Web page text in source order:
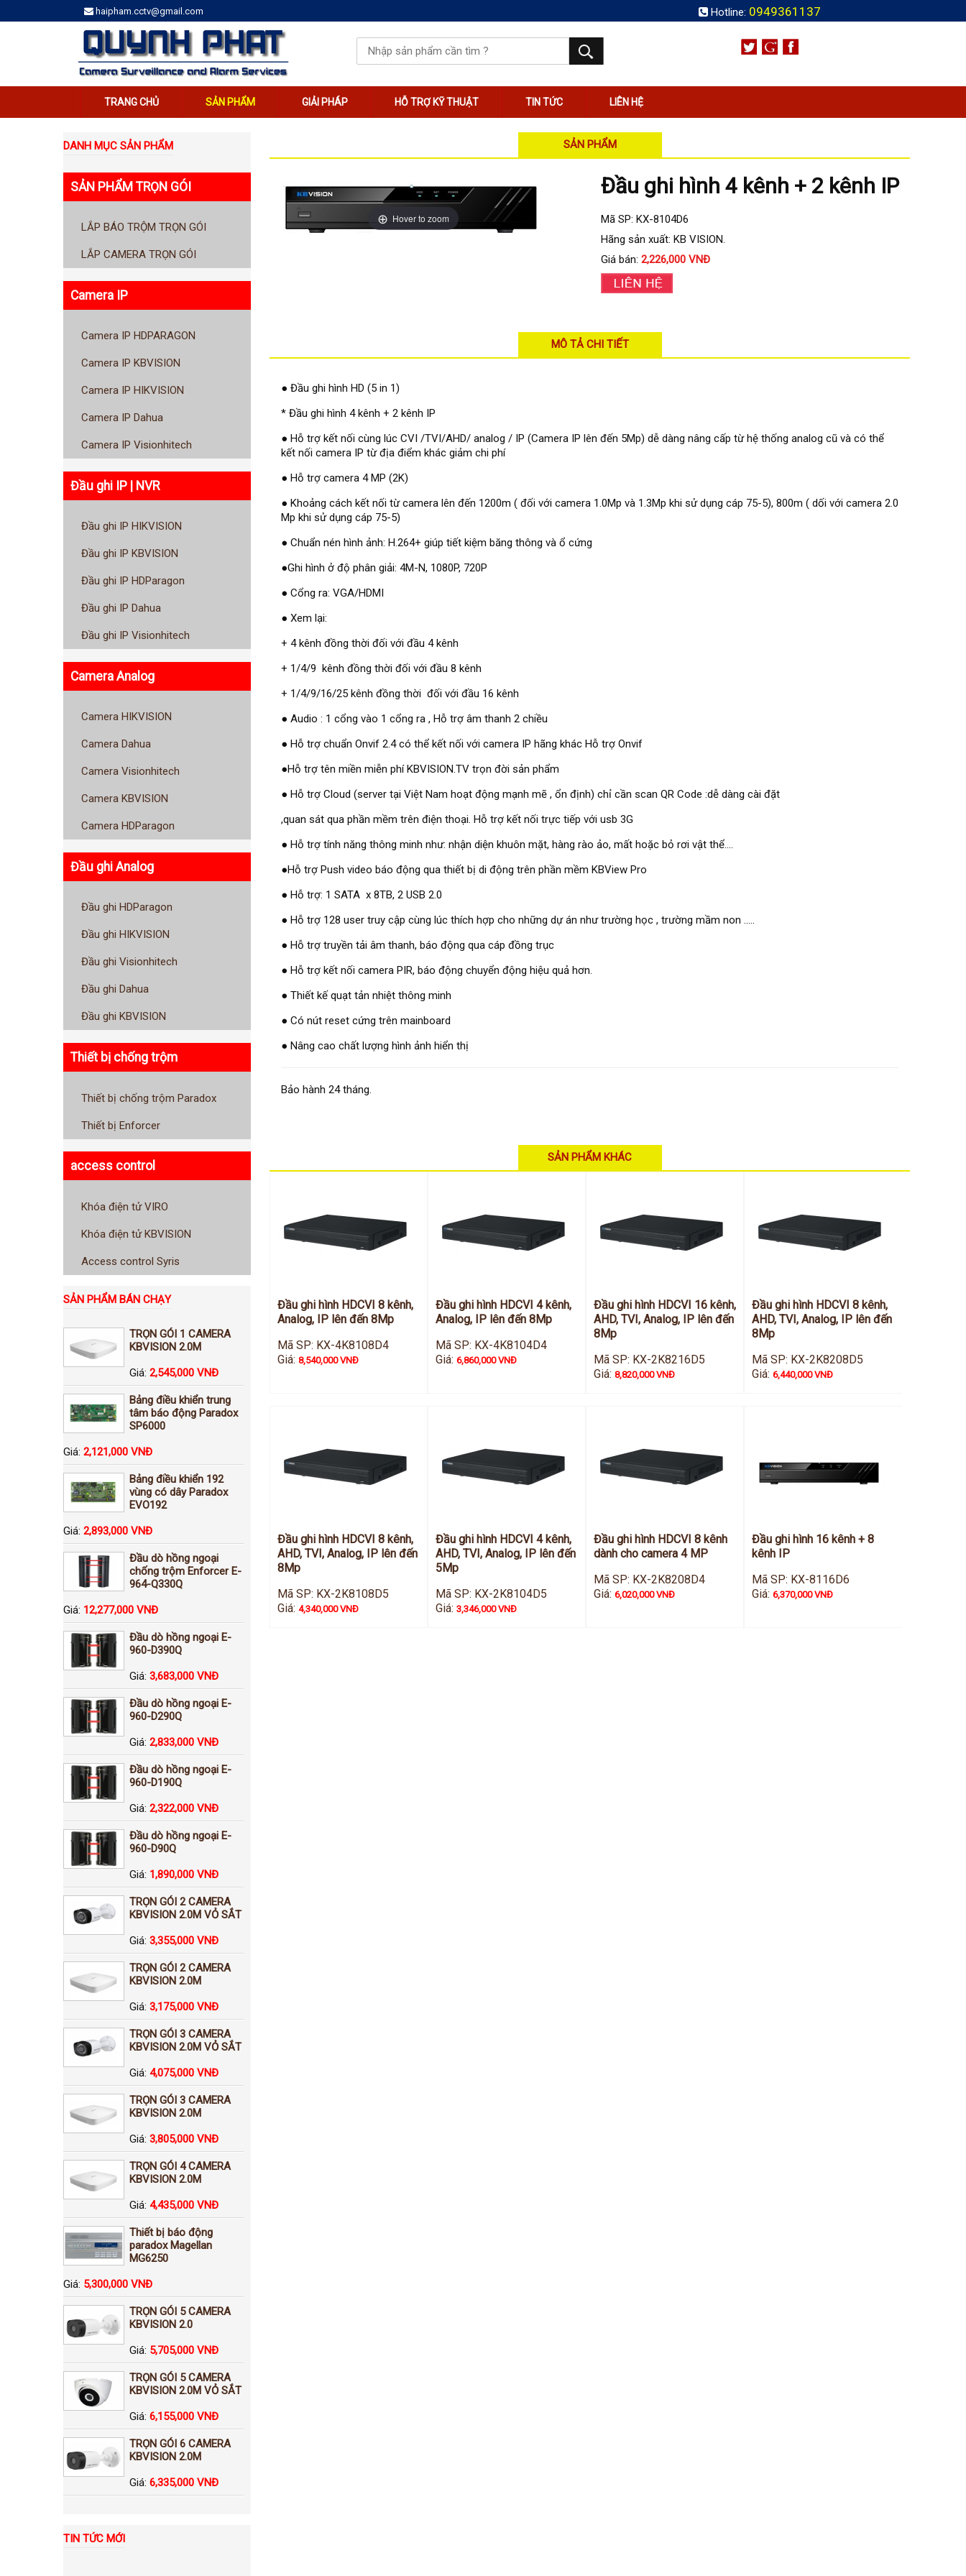
haipham.cctv@gmail.com Hotline: 0949361137
TRANG CHỦ SẢN PHẨM GIẢI PHÁP HỖ TRỢ KỸ THUẬT TIN TỨC LIÊN HỆ
DANH MỤC SẢN PHẨM
SẢN PHẨM TRỌN GÓI
LẮP BÁO TRỘM TRỌN GÓI
LẮP CAMERA TRỌN GÓI
Camera IP
Camera IP HDPARAGON
Camera IP KBVISION
Camera IP HIKVISION
Camera IP Dahua
Camera IP Visionhitech
Đầu ghi IP | NVR
Đầu ghi IP HIKVISION
Đầu ghi IP KBVISION
Đầu ghi IP HDParagon
Đầu ghi IP Dahua
Đầu ghi IP Visionhitech
Camera Analog
Camera HIKVISION
Camera Dahua
Camera Visionhitech
Camera KBVISION
Camera HDParagon
Đầu ghi Analog
Đầu ghi HDParagon
Đầu ghi HIKVISION
Đầu ghi Visionhitech
Đầu ghi Dahua
Đầu ghi KBVISION
Thiết bị chống trộm
Thiết bị chống trộm Paradox
Thiết bị Enforcer
access control
Khóa điện tử VIRO
Khóa điện tử KBVISION
Access control Syris
SẢN PHẨM BÁN CHẠY
TRỌN GÓI 1 CAMERA
KBVISION 2.0M
Giá: 2,545,000 VNĐ
Bảng điều khiển trung
tâm báo động Paradox
SP6000
Giá: 2,121,000 VNĐ
Bảng điều khiển 192
vùng có dây Paradox
EVO192
Giá: 2,893,000 VNĐ
Đầu dò hồng ngoại
chống trộm Enforcer E-
964-Q330Q
Giá: 12,277,000 VNĐ
Đầu dò hồng ngoại E-
960-D390Q
Giá: 3,683,000 VNĐ
Đầu dò hồng ngoại E-
960-D290Q
Giá: 2,833,000 VNĐ
Đầu dò hồng ngoại E-
960-D190Q
Giá: 2,322,000 VNĐ
Đầu dò hồng ngoại E-
960-D90Q
Giá: 1,890,000 VNĐ
TRỌN GÓI 2 CAMERA
KBVISION 2.0M VỎ SẮT
Giá: 3,355,000 VNĐ
TRỌN GÓI 2 CAMERA
KBVISION 2.0M
Giá: 3,175,000 VNĐ
TRỌN GÓI 3 CAMERA
KBVISION 2.0M VỎ SẮT
Giá: 4,075,000 VNĐ
TRỌN GÓI 3 CAMERA
KBVISION 2.0M
Giá: 3,805,000 VNĐ
TRỌN GÓI 4 CAMERA
KBVISION 2.0M
Giá: 4,435,000 VNĐ
Thiết bị báo động
paradox Magellan
MG6250
Giá: 5,300,000 VNĐ
TRỌN GÓI 5 CAMERA
KBVISION 2.0
Giá: 5,705,000 VNĐ
TRỌN GÓI 5 CAMERA
KBVISION 2.0M VỎ SẮT
Giá: 6,155,000 VNĐ
TRỌN GÓI 6 CAMERA
KBVISION 2.0M
Giá: 6,335,000 VNĐ
TIN TỨC MỚI
SẢN PHẨM
Hover to zoom
Đầu ghi hình 4 kênh + 2 kênh IP
Mã SP: KX-8104D6
Hãng sản xuất: KB VISION.
Giá bán: 2,226,000 VNĐ
MÔ TẢ CHI TIẾT
● Đầu ghi hình HD (5 in 1)
* Đầu ghi hình 4 kênh + 2 kênh IP
● Hỗ trợ kết nối cùng lúc CVI /TVI/AHD/ analog / IP (Camera IP lên đến 5Mp) dễ dàng nâng cấp từ hệ thống analog cũ và có thể
kết nối camera IP từ địa điểm khác giảm chi phí
● Hỗ trợ camera 4 MP (2K)
● Khoảng cách kết nối từ camera lên đến 1200m ( đối với camera 1.0Mp và 1.3Mp khi sử dụng cáp 75-5), 800m ( dối với camera 2.0
Mp khi sử dụng cáp 75-5)
● Chuẩn nén hình ảnh: H.264+ giúp tiết kiệm băng thông và ổ cứng
●Ghi hình ở độ phân giải: 4M-N, 1080P, 720P
● Cổng ra: VGA/HDMI
● Xem lại:
+ 4 kênh đồng thời đối với đầu 4 kênh
+ 1/4/9 kênh đồng thời đối với đầu 8 kênh
+ 1/4/9/16/25 kênh đồng thời đối với đầu 16 kênh
● Audio : 1 cổng vào 1 cổng ra , Hỗ trợ âm thanh 2 chiều
● Hỗ trợ chuẩn Onvif 2.4 có thể kết nối với camera IP hãng khác Hỗ trợ Onvif
●Hỗ trợ tên miền miễn phí KBVISION.TV trọn đời sản phẩm
● Hỗ trợ Cloud (server tại Việt Nam hoạt động mạnh mẽ , ổn định) chỉ cần scan QR Code :dễ dàng cài đặt
,quan sát qua phần mềm trên điện thoại. Hỗ trợ kết nối trực tiếp với usb 3G
● Hỗ trợ tính năng thông minh như: nhận diện khuôn mặt, hàng rào ảo, mất hoặc bỏ rơi vật thể....
●Hỗ trợ Push video báo động qua thiết bị di động trên phần mềm KBView Pro
● Hỗ trợ: 1 SATA x 8TB, 2 USB 2.0
● Hỗ trợ 128 user truy cập cùng lúc thích hợp cho những dự án như trường học , trường mầm non .....
● Hỗ trợ truyền tải âm thanh, báo động qua cáp đồng trục
● Hỗ trợ kết nối camera PIR, báo động chuyển động hiệu quả hơn.
● Thiết kế quạt tản nhiệt thông minh
● Có nút reset cứng trên mainboard
● Nâng cao chất lượng hình ảnh hiển thị
Bảo hành 24 tháng.
SẢN PHẨM KHÁC
Đầu ghi hình HDCVI 8 kênh,
Analog, IP lên đến 8Mp
Mã SP: KX-4K8108D4
Giá: 8,540,000 VNĐ
Đầu ghi hình HDCVI 4 kênh,
Analog, IP lên đến 8Mp
Mã SP: KX-4K8104D4
Giá:6,860,000 VNĐ
Đầu ghi hình HDCVI 16 kênh,
AHD, TVI, Analog, IP lên đến
8Mp
Mã SP: KX-2K8216D5
Giá:8,820,000 VNĐ
Đầu ghi hình HDCVI 8 kênh,
AHD, TVI, Analog, IP lên đến
8Mp
Mã SP: KX-2K8208D5
Giá:6,440,000 VNĐ
Đầu ghi hình HDCVI 8 kênh,
AHD, TVI, Analog, IP lên đến
8Mp
Mã SP: KX-2K8108D5
Giá: 4,340,000 VNĐ
Đầu ghi hình HDCVI 4 kênh,
AHD, TVI, Analog, IP lên đến
5Mp
Mã SP: KX-2K8104D5
Giá:3,346,000 VNĐ
Đầu ghi hình HDCVI 8 kênh
dành cho camera 4 MP
Mã SP: KX-2K8208D4
Giá:6,020,000 VNĐ
Đầu ghi hình 16 kênh + 8
kênh IP
Mã SP: KX-8116D6
Giá:6,370,000 VNĐ